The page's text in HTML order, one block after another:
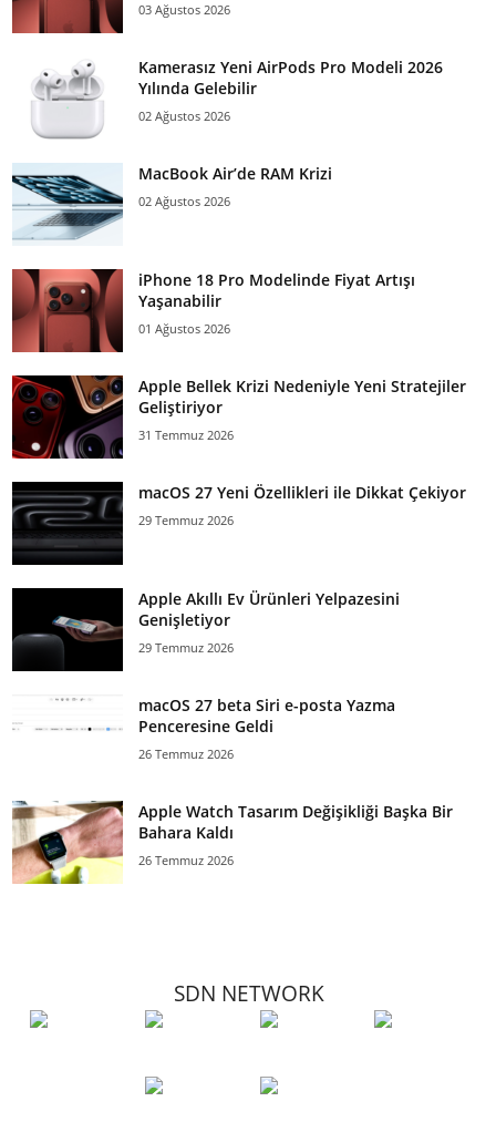
03 Ağustos 2026
Kamerasız Yeni AirPods Pro Modeli 2026
Yılında Gelebilir
02 Ağustos 2026
MacBook Air’de RAM Krizi
02 Ağustos 2026
iPhone 18 Pro Modelinde Fiyat Artışı
Yaşanabilir
01 Ağustos 2026
Apple Bellek Krizi Nedeniyle Yeni Stratejiler
Geliştiriyor
31 Temmuz 2026
macOS 27 Yeni Özellikleri ile Dikkat Çekiyor
29 Temmuz 2026
Apple Akıllı Ev Ürünleri Yelpazesini
Genişletiyor
29 Temmuz 2026
macOS 27 beta Siri e-posta Yazma
Penceresine Geldi
26 Temmuz 2026
Apple Watch Tasarım Değişikliği Başka Bir
Bahara Kaldı
26 Temmuz 2026
SDN NETWORK